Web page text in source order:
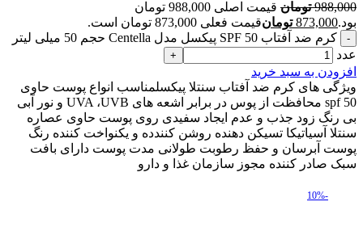
988,000 تومان
قیمت اصلی 988,000 تومان
بود.873,000 تومانقیمت فعلی 873,000 تومان است.
کرم ضد آفتاب SPF 50 پیکسل مدل Centella حجم 50 میلی لیتر
عدد
افزودن به سبد خرید
ویژگی های کرم ضد آفتاب سنتلا پیکسلمناسب انواع پوست حاوی
spf 50 محافظت از پوس در برابر اشعه های UVA ،UVB و نور آبی
بی رنگ زود جذب و عدم ایجاد سفیدی روی پوست حاوی عصاره
سنتلا آسیاتیکا تسیکن دهنده روشن کنندده و یکنواخت کننده رنگ
پوست آبرسان و حفظ رطوبت طولانی مدت پوست دارای بافت
سبک صادر کننده مجوز سازمان غذا و دارو
-10%